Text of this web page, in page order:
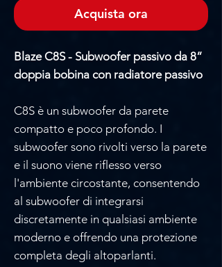
Acquista ora
Blaze C8S - Subwoofer passivo da 8”
doppia bobina con radiatore passivo
C8S è un subwoofer da parete
compatto e poco profondo. I
subwoofer sono rivolti verso la parete
e il suono viene riflesso verso
l'ambiente circostante, consentendo
al subwoofer di integrarsi
discretamente in qualsiasi ambiente
moderno e offrendo una protezione
completa degli altoparlanti.